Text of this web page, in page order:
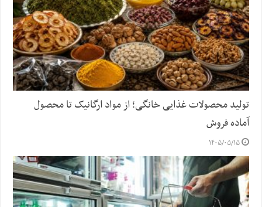
تولید محصولات غذایی خانگی؛ از مواد ارگانیک تا محصول
آماده فروش
۱۴۰۵/۰۵/۱۵